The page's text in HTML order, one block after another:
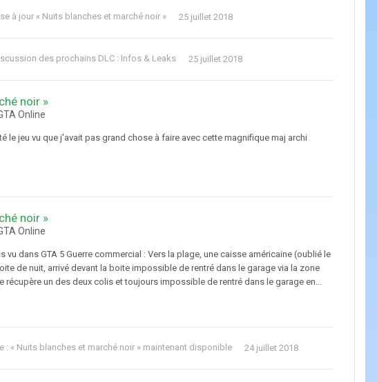
à jour « Nuits blanches et marché noir » 25 juillet 2018
des prochains DLC : Infos & Leaks 25 juillet 2018
noir »
Online
le jeu vu que j'avait pas grand chose à faire avec cette magnifique maj archi
noir »
Online
dans GTA 5 Guerre commercial : Vers la plage, une caisse américaine (oublié le
de nuit, arrivé devant la boite impossible de rentré dans le garage via la zone
récupère un des deux colis et toujours impossible de rentré dans le garage en...
: « Nuits blanches et marché noir » maintenant disponible 24 juillet 2018